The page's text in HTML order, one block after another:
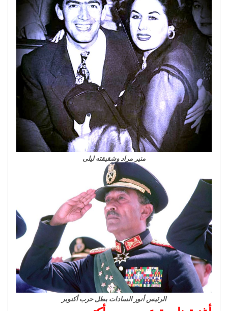
منير مراد وشقيقته ليلى
الرئيس أنور السادات بطل حرب أكتوبر